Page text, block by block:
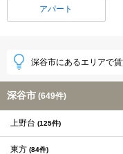
アパート
深谷市にあるエリアで
深谷市 (649件)
上野台 (125件)
東方 (84件)